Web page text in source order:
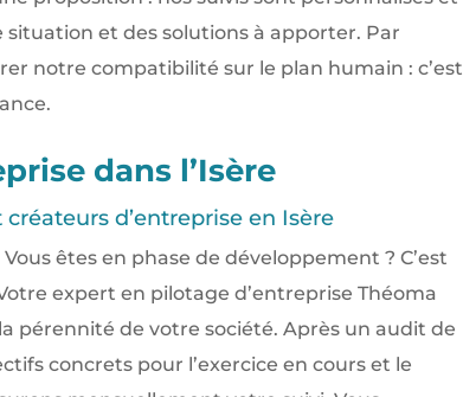
et des solutions à apporter. Par
notre compatibilité sur le plan humain : c’est
dans l’Isère
d’entreprise en Isère
êtes en phase de développement ? C’est
expert en pilotage d’entreprise Théoma
pérennité de votre société. Après un audit de
concrets pour l’exercice en cours et le